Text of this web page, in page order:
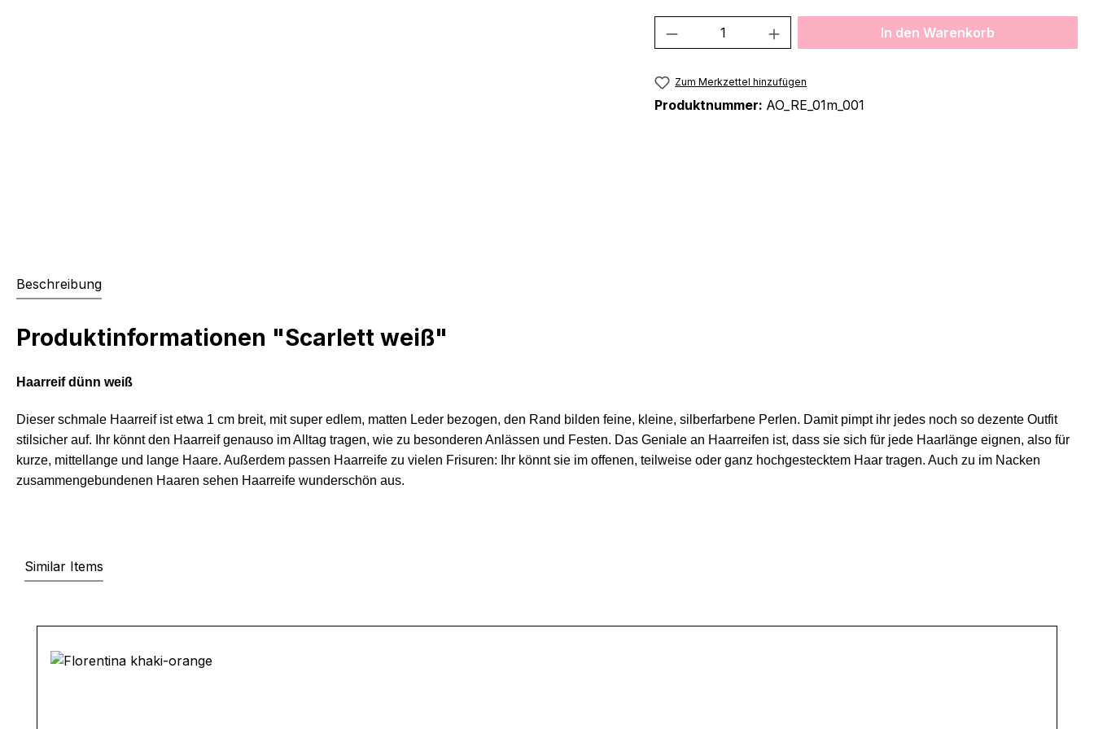
Produkt Anzahl: Gib den gewünschten Wert
In den Warenkorb
Zum Merkzettel hinzufügen
Produktnummer: AO_RE_01m_001
Beschreibung
Produktinformationen "Scarlett weiß"
Haarreif dünn weiß
Dieser schmale Haarreif ist etwa 1 cm breit, mit super edlem, matten Leder bezogen, den Rand bilden feine, kleine, silberfarbene Perlen. Damit pimpt ihr jedes noch so dezente Outfit
stilsicher auf. Ihr könnt den Haarreif genauso im Alltag tragen, wie zu besonderen Anlässen und Festen. Das Geniale an Haarreifen ist, dass sie sich für jede Haarlänge eignen, also für
kurze, mittellange und lange Haare. Außerdem passen Haarreife zu vielen Frisuren: Ihr könnt sie im offenen, teilweise oder ganz hochgestecktem Haar tragen. Auch zu im Nacken
zusammengebundenen Haaren sehen Haarreife wunderschön aus.
Similar Items